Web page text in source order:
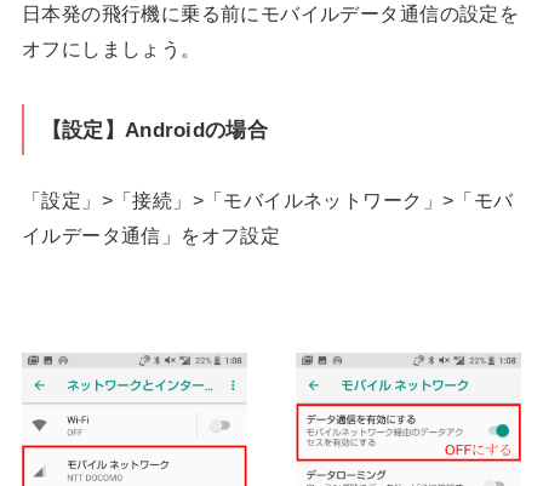
日本発の飛行機に乗る前にモバイルデータ通信の設定を
オフにしましょう。
【設定】Androidの場合
「設定」>「接続」>「モバイルネットワーク」>「モバ
イルデータ通信」をオフ設定